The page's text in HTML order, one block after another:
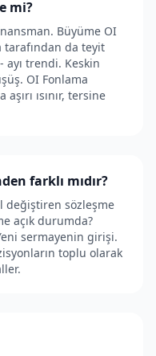
mi?
Büyüme OI
tarafından da teyit
trendi. Keskin
OI Fonlama
ısınır, tersine
farklı mıdır?
değiştiren sözleşme
açık durumda?
sermayenin girişi.
toplu olarak